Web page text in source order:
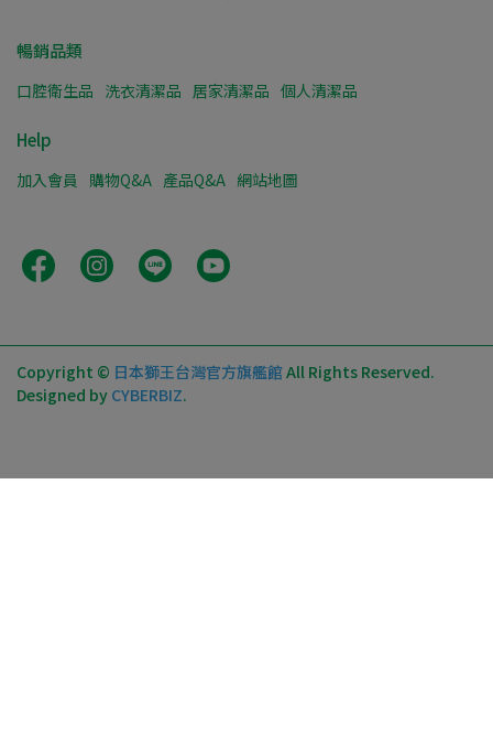
暢銷品類
口腔衛生品 洗衣清潔品 居家清潔品 個人清潔品
Help
加入會員 購物Q&A 產品Q&A 網站地圖
Copyright © 日本獅王台灣官方旗艦館All Rights Reserved.
Designed by CYBERBIZ.